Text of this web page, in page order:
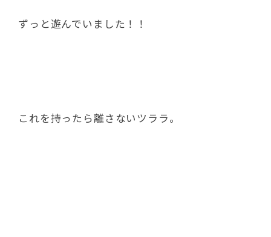
ずっと遊んでいました！！
これを持ったら離さないツララ。